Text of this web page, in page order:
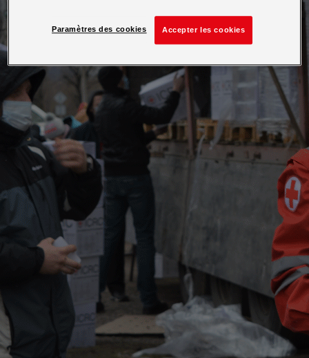
Accepter les cookies
Paramètres des cookies